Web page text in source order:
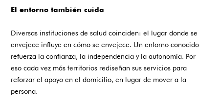
El entorno también cuida
Diversas instituciones de salud coinciden: el lugar donde se
envejece influye en cómo se envejece. Un entorno conocido
refuerza la confianza, la independencia y la autonomía. Por
eso cada vez más territorios rediseñan sus servicios para
reforzar el apoyo en el domicilio, en lugar de mover a la
persona.